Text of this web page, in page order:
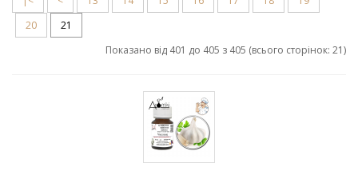
20
21
Показано від 401 до 405 з 405 (всього сторінок: 21)